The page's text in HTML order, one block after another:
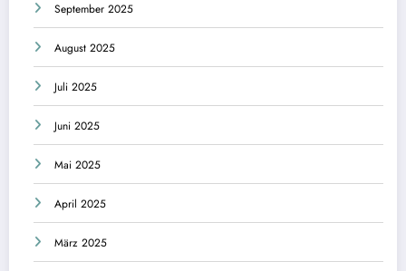
September 2025
August 2025
Juli 2025
Juni 2025
Mai 2025
April 2025
März 2025